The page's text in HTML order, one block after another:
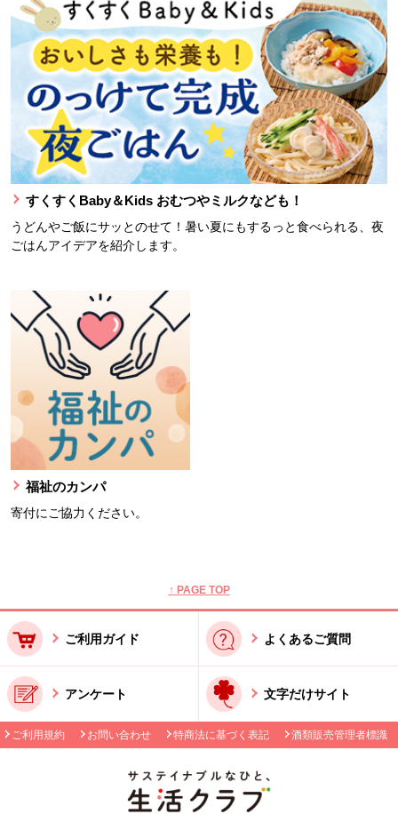
すくすくBaby＆Kids おむつやミルクなども！
うどんやご飯にサッとのせて！暑い夏にもするっと食べられる、夜
ごはんアイデアを紹介します。
福祉のカンパ
寄付にご協力ください。
↑ PAGE TOP
ご利用ガイド よくあるご質問
アンケート 文字だけサイト
ご利用規約 お問い合わせ 特商法に基づく表記 酒類販売管理者標識